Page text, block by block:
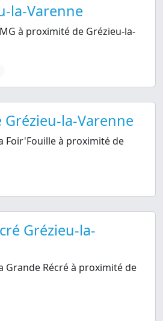
la-Varenne
à proximité de Grézieu-la-
Grézieu-la-Varenne
Foir'Fouille à proximité de
Grézieu-la-
Grande Récré à proximité de